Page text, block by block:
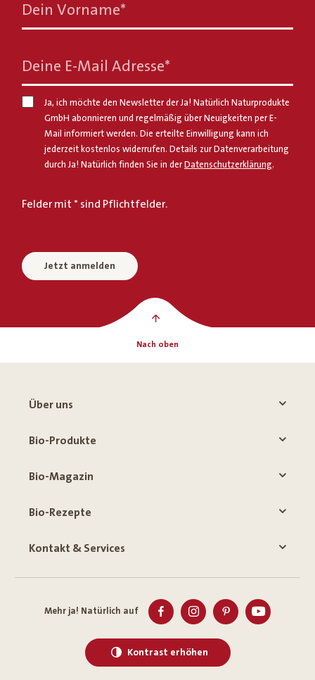
Dein Vorname*
Deine E-Mail Adresse*
Ja, ich möchte den Newsletter der Ja! Natürlich Naturprodukte
GmbH abonnieren und regelmäßig über Neuigkeiten per E-
Mail informiert werden. Die erteilte Einwilligung kann ich
jederzeit kostenlos widerrufen. Details zur Datenverarbeitung
durch Ja! Natürlich finden Sie in derDatenschutzerklärung.
Felder mit * sind Pflichtfelder.
Jetzt anmelden
Nach oben
Über uns
Bio-Produkte
Bio-Magazin
Bio-Rezepte
Kontakt & Services
Mehr ja! Natürlich auf
Kontrast erhöhen